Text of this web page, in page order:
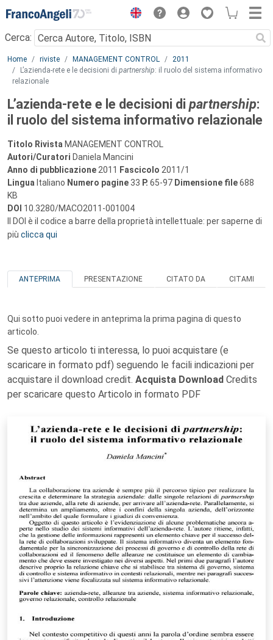
Menu
Cerca:
Main content
Home riviste MANAGEMENT CONTROL
2011
L’azienda-rete e le decisioni di partnership: il ruolo del sistema informativo
relazionale
L’azienda-rete e le decisioni di partnership:
il ruolo del sistema informativo relazionale
Titolo Rivista MANAGEMENT CONTROL
Autori/Curatori Daniela Mancini
Anno di pubblicazione 2011 Fascicolo 2011/1
Lingua Italiano Numero pagine 33 P. 65-97 Dimensione file688
KB
DOI 10.3280/MACO2011-001004
Il DOI è il codice a barre della proprietà intellettuale: per saperne di
più clicca qui
ANTEPRIMA PRESENTAZIONE CITATO DA CITAMI
Qui sotto puoi vedere in anteprima la prima pagina di questo
articolo.
Se questo articolo ti interessa, lo puoi acquistare (e
scaricare in formato pdf) seguendo le facili indicazioni per
acquistare il download credit. Acquista Download Credits
per scaricare questo Articolo in formato PDF